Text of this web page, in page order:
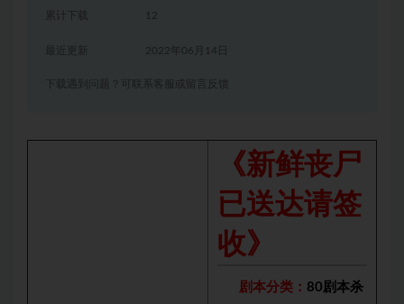
累计下载 12
2022年06月14日
下载遇到问题？可联系客服或留言反馈
《新鲜丧尸
已送达请签
收》
剧本分类： 80剧本杀